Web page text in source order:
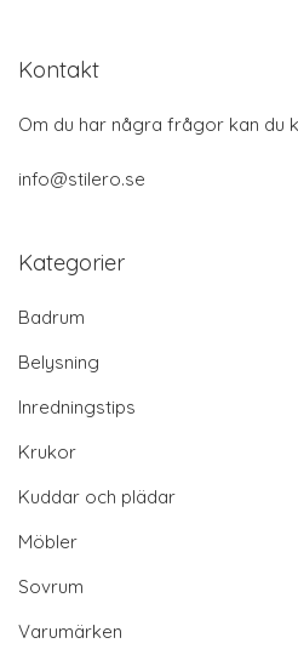
Kontakt
Om du har några frågor kan du
info@stilero.se
Kategorier
Badrum
Belysning
Inredningstips
Krukor
Kuddar och plädar
Möbler
Sovrum
Varumärken